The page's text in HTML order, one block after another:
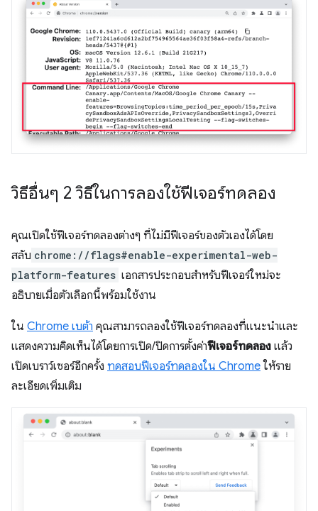
วิธีอื่นๆ 2 วิธีในการลองใช้ฟีเจอร์ทดลอง
คุณเปิดใช้ฟีเจอร์ทดลองต่างๆ ที่ไม่มีฟีเจอร์ของตัวเองได้โดย
สลับ chrome://flags#enable-experimental-web-
platform-features เอกสารประกอบสำหรับฟีเจอร์ใหม่จะ
อธิบายเมื่อตัวเลือกนี้พร้อมใช้งาน
ใน Chrome เบต้า คุณสามารถลองใช้ฟีเจอร์ทดลองที่แนะนำและ
แสดงความคิดเห็นได้โดยการเปิด/ปิดการตั้งค่าฟีเจอร์ทดลอง แล้ว
เปิดเบราว์เซอร์อีกครั้ง ทดสอบฟีเจอร์ทดลองใน Chromeให้ราย
ละเอียดเพิ่มเติม